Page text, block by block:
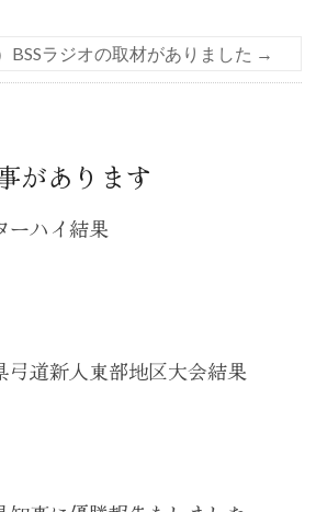
BSSラジオの取材がありました →
があります
ーハイ結果
弓道新人東部地区大会結果